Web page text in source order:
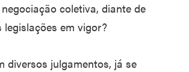
coletiva, diante de
legislações em vigor?
diversos julgamentos, já se